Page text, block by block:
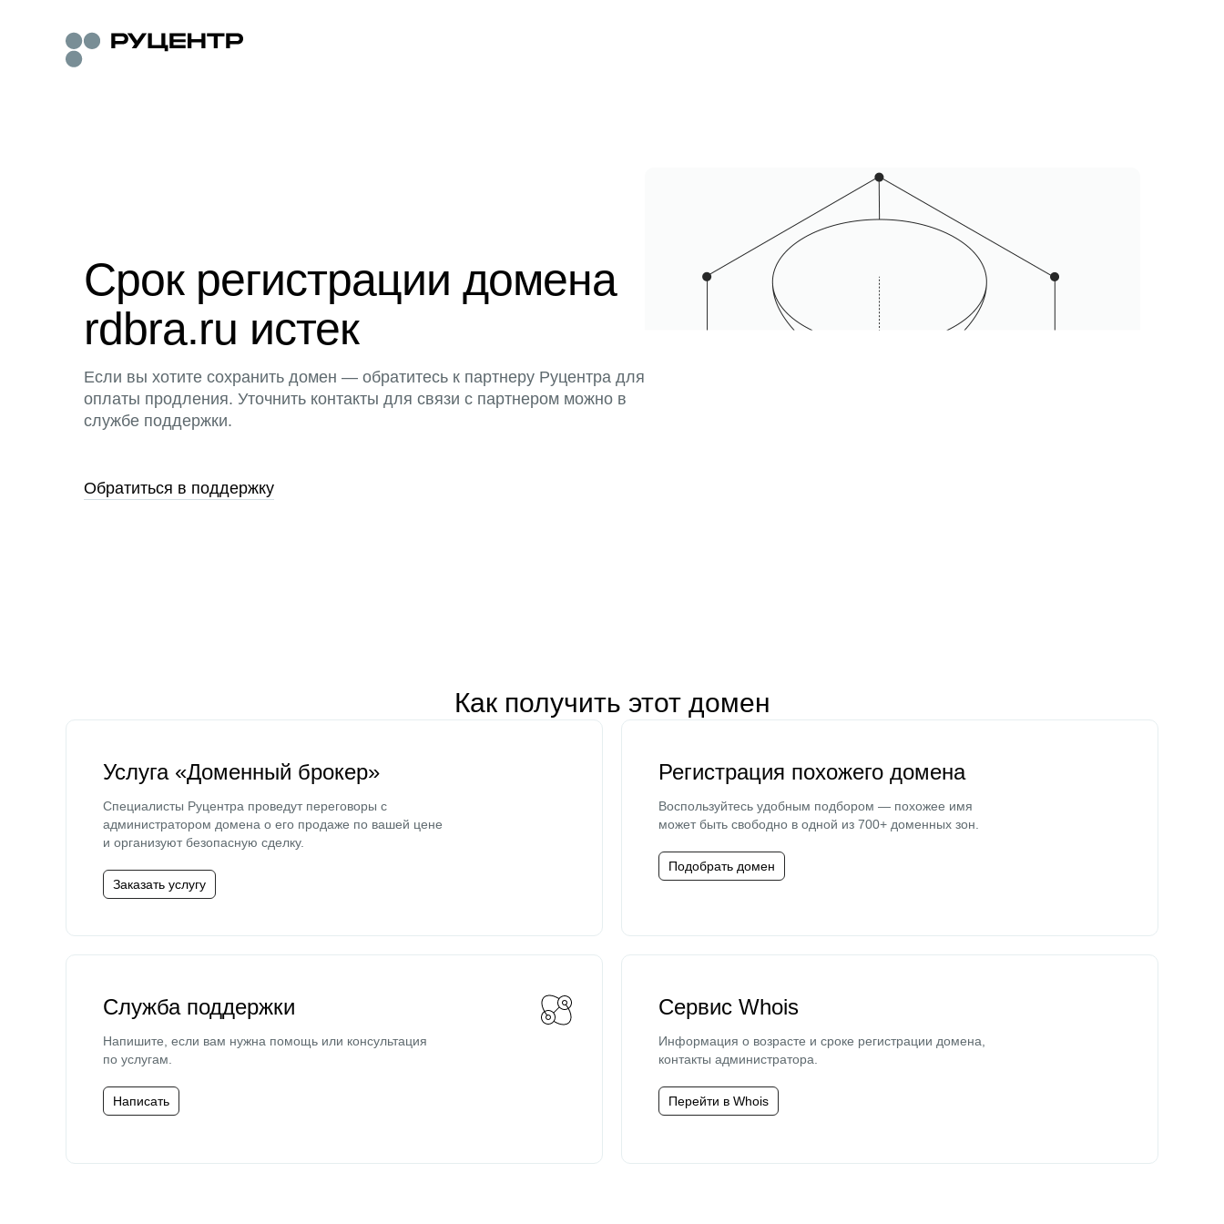
Срок регистрации домена
rdbra.ru истек
Если вы хотите сохранить домен — обратитесь к партнеру Руцентра для
оплаты продления. Уточнить контакты для связи с партнером можно в
службе поддержки.
Обратиться в поддержку
Как получить этот домен
Услуга «Доменный брокер»
Специалисты Руцентра проведут переговоры с
администратором домена о его продаже по вашей цене
и организуют безопасную сделку.
Заказать услугу
Регистрация похожего домена
Воспользуйтесь удобным подбором — похожее имя
может быть свободно в одной из 700+ доменных зон.
Подобрать домен
Служба поддержки
Напишите, если вам нужна помощь или консультация
по услугам.
Написать
Сервис Whois
Информация о возрасте и сроке регистрации домена,
контакты администратора.
Перейти в Whois